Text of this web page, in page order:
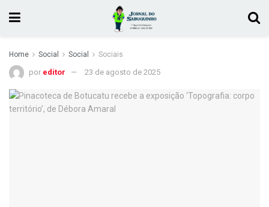
Home Social Social Sociais
por editor 23 de agosto de 2025